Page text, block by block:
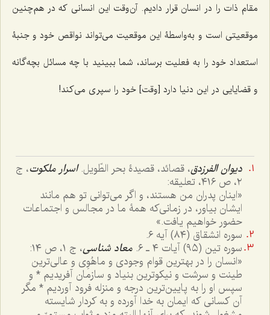
مقام ذات را در انسان قرار دادیم. آن‌وقت این انسانی که در هم‌چنین
موقعیتی است و به‌واسطۀ این موقعیت می‌تواند نواقص خود و جنبۀ
استعداد خود را به فعلیت برساند، شما ببینید با چه مسائل بچه‌گانه
و قضایایی در این دنیا دارد [وقت] خود را سپری می‌کند!
دیوان الفرزدق، قصائد، قصیدۀ بحر الطّویل.اسرار ملکوت، ج
٢، ص ٤١٦، تعلیقه:
«اینان پدران من هستند، و اگر می‌توانی تو هم مانند
ایشان بیاور، در زمانی‌که همۀ ما در مجالس و اجتماعات
حضور خواهیم یافت.»
سوره انشقاق (٨٤) آیه ٦.
سوره تین (٩٥) آیات ٤ ـ ٦.
معاد شناسی، ج ١، ص ١٤:
«انسان را در بهترین قوام وجودی و ماهُوِی و عالی‌ترین
طینت و سرشت و نیکوترین بنیاد و سازمان آفریدیم * و
سپس او را به پایین‌ترین درجه و منزله فرود آوردیم * مگر
آن کسانی که ایمان به خدا آورده و به کردار شایسته